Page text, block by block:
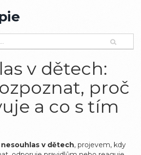
v dětech:
proč
a co s tím
nesouhlas v dětech, projevem, kdy